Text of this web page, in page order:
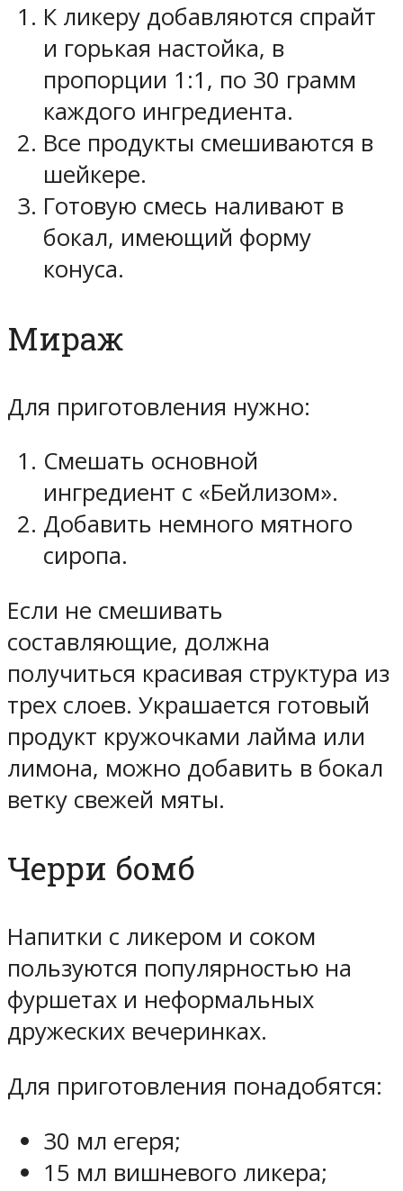
К ликеру добавляются спрайт
и горькая настойка, в
пропорции 1:1, по 30 грамм
каждого ингредиента.
Все продукты смешиваются в
шейкере.
Готовую смесь наливают в
бокал, имеющий форму
конуса.
Мираж
Для приготовления нужно:
Смешать основной
ингредиент с «Бейлизом».
Добавить немного мятного
сиропа.
Если не смешивать
составляющие, должна
получиться красивая структура из
трех слоев. Украшается готовый
продукт кружочками лайма или
лимона, можно добавить в бокал
ветку свежей мяты.
Черри бомб
Напитки с ликером и соком
пользуются популярностью на
фуршетах и неформальных
дружеских вечеринках.
Для приготовления понадобятся:
30 мл егеря;
15 мл вишневого ликера;